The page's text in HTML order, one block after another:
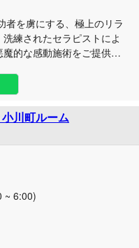
者を虜にする、極上のリラ
練されたセラピストによ
的な感動施術をご提供。
兼ね備えたセラピスト
添いながら巧みな施術を
オリジナルのトリートメ
。高級感あふれる優美な
川町ルーム
~ 6:00)